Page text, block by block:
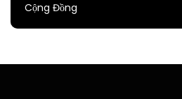
Cộng Đồng